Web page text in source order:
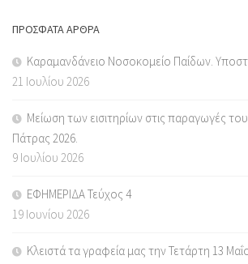
ΠΡΌΣΦΑΤΑ ΆΡΘΡΑ
Καραμανδάνειο Νοσοκομείο Παίδων.
21 Ιουλίου 2026
Μείωση των εισιτηρίων στις παραγωγές
Πάτρας 2026.
9 Ιουλίου 2026
ΕΦΗΜΕΡΙΔΑ Τεύχος 4
19 Ιουνίου 2026
Κλειστά τα γραφεία μας την Τετάρτη 13